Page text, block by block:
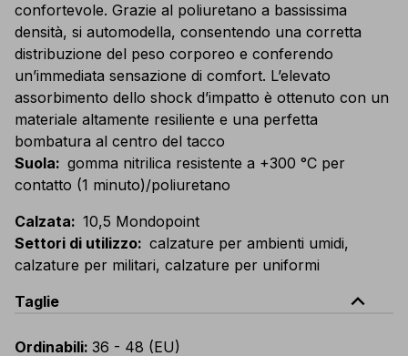
confortevole. Grazie al poliuretano a bassissima
densità, si automodella, consentendo una corretta
distribuzione del peso corporeo e conferendo
un’immediata sensazione di comfort. L’elevato
assorbimento dello shock d’impatto è ottenuto con un
materiale altamente resiliente e una perfetta
bombatura al centro del tacco
Suola: gomma nitrilica resistente a +300 °C per
contatto (1 minuto)/poliuretano
Calzata: 10,5 Mondopoint
Settori di utilizzo: calzature per ambienti umidi,
calzature per militari, calzature per uniformi
Taglie
expand_less
Ordinabili: 36 - 48 (EU)